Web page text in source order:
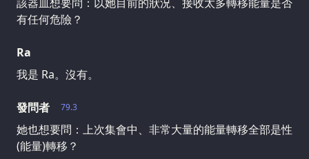
有任何危險？
Ra
我是 Ra。沒有。
79.3
發問者
她也想要問：上次集會中、非常大量的能量轉移全部是性
(能量)轉移？